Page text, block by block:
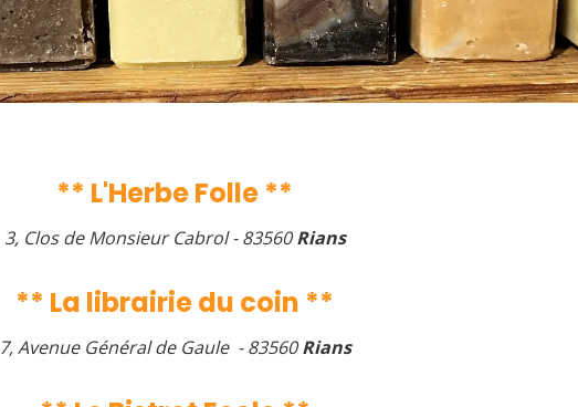
** L'Herbe Folle **
3, Clos de Monsieur Cabrol - 83560Rians
** La librairie du coin **
7, Avenue Général de Gaule - 83560Rians